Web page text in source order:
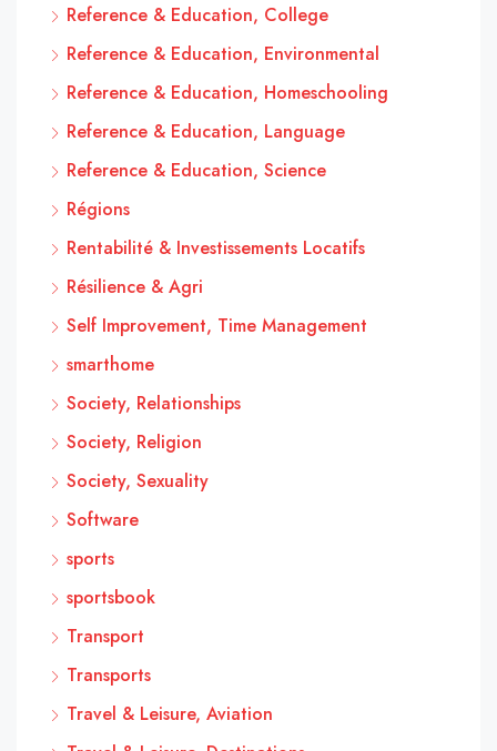
Reference & Education, College
Reference & Education, Environmental
Reference & Education, Homeschooling
Reference & Education, Language
Reference & Education, Science
Régions
Rentabilité & Investissements Locatifs
Résilience & Agri
Self Improvement, Time Management
smarthome
Society, Relationships
Society, Religion
Society, Sexuality
Software
sports
sportsbook
Transport
Transports
Travel & Leisure, Aviation